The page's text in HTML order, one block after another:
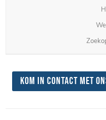
Kom in contact met